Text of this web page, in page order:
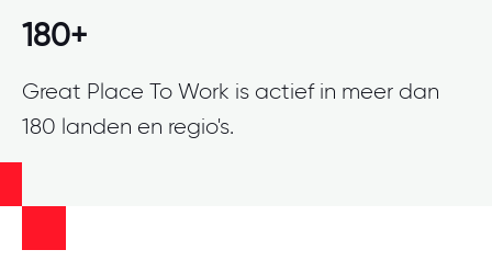
180+
Great Place To Work is actief in meer dan
180 landen en regio's.